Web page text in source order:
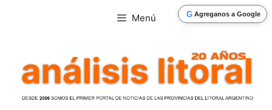
G Agreganos a Google
Menú